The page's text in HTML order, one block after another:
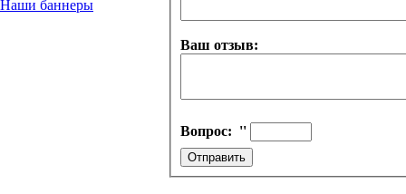
Наши баннеры
Ваш отзыв:
Вопрос: ''